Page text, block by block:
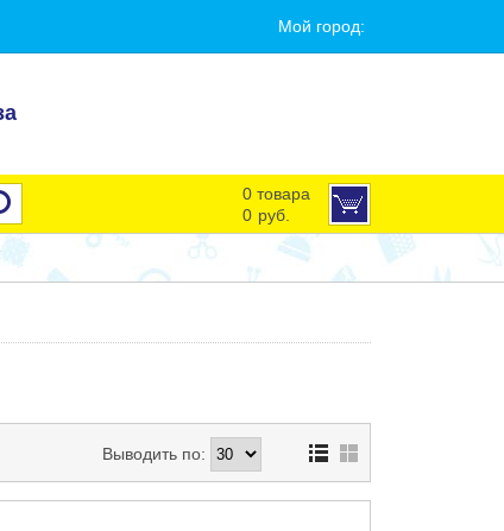
Мой город:
0 товара
0 руб.
Выводить по: